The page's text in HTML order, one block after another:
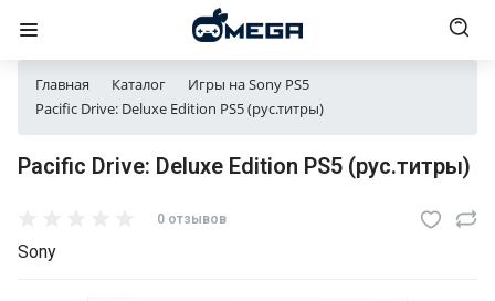
Главная Каталог
Игры на Sony PS5
Pacific Drive: Deluxe Edition PS5 (рус.титры)
Pacific Drive: Deluxe Edition PS5 (рус.титры)
0 отзывов
Sony